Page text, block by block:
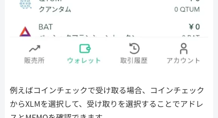
例えばコインチェックで受け取る場合、コインチェック
からXLMを選択して、受け取りを選択することでアドレ